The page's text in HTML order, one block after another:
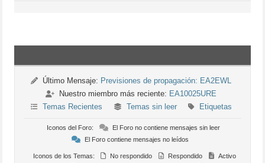
Último Mensaje: Previsiones de propagación: EA2EWL
Nuestro miembro más reciente: EA10025URE
Temas Recientes
Temas sin leer Etiquetas
Iconos del Foro:
El Foro no contiene mensajes sin leer
El Foro contiene mensajes no leídos
Iconos de los Temas: No respondido Respondido
Activo